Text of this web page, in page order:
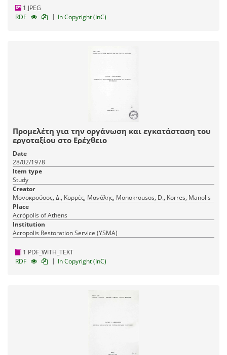
1 JPEG
RDF
| In Copyright (InC)
Προμελέτη για την οργάνωση και εγκατάσταση του
εργοταξίου στο Ερέχθειο
Date
28/02/1978
Item type
Study
Creator
Μονοκρούσος, Δ., Κορρές, Μανόλης, Monokrousos, D., Korres, Manolis
Place
Acrópolis of Athens
Institution
Acropolis Restoration Service (YSMA)
1 PDF_WITH_TEXT
RDF
| In Copyright (InC)